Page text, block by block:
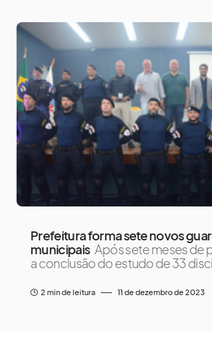
Prefeitura forma sete novos
municipais Após sete meses de
a conclusão do estudo de 33
2 min de leitura 11 de dezembro de 2023